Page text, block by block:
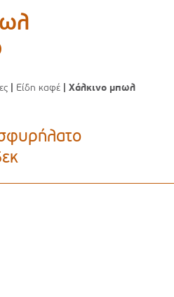
Είδη καφέ | Χάλκινο μπωλ